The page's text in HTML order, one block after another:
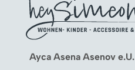
Ayca Asena Asenov e.U.